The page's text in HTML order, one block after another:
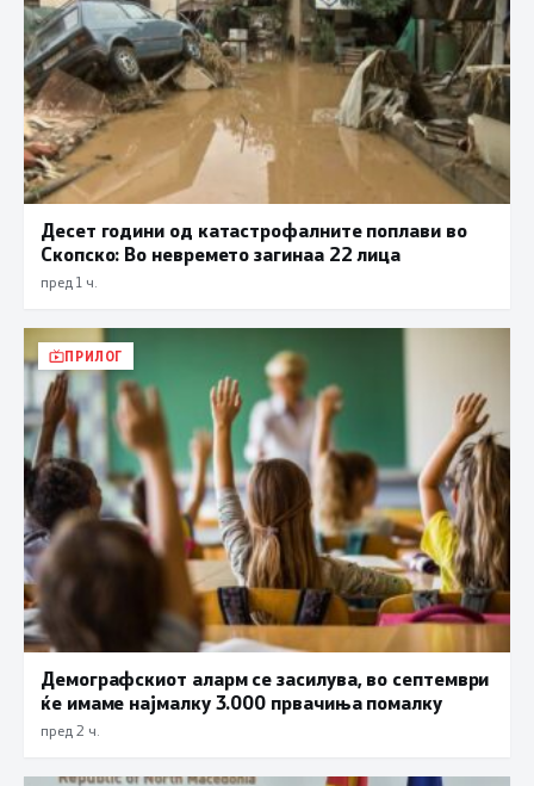
Десет години од катастрофалните поплави во
Скопско: Во невремето загинаа 22 лица
пред 1 ч.
ПРИЛОГ
Демографскиот аларм се засилува, во септември
ќе имаме најмалку 3.000 првачиња помалку
пред 2 ч.